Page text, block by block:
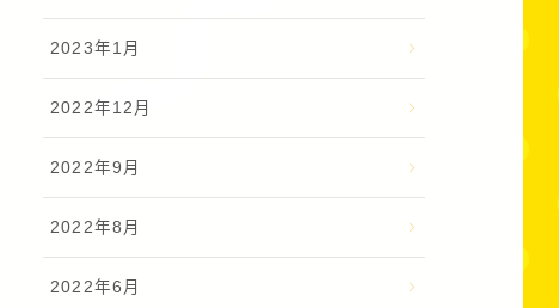
2023年1月
2022年12月
2022年9月
2022年8月
2022年6月